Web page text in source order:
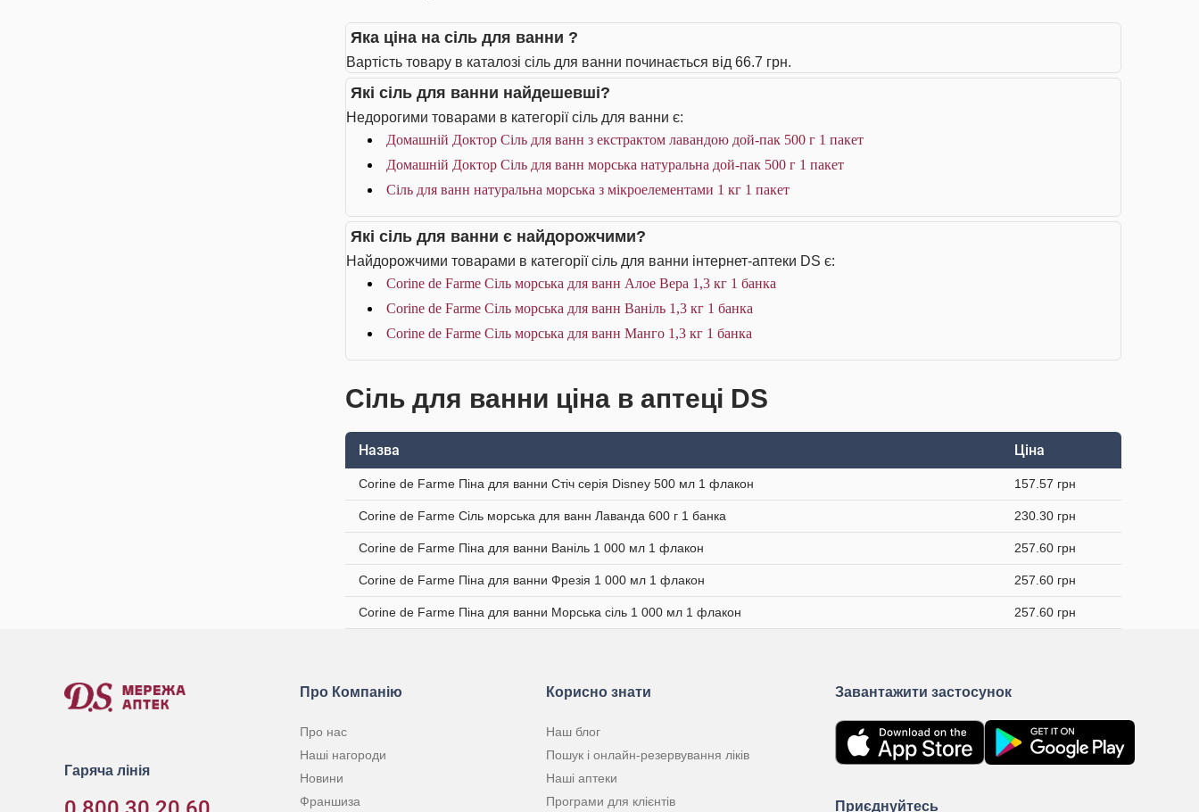
Яка ціна на сіль для ванни ?
Вартість товару в каталозі сіль для ванни починається від 66.7 грн.
Які сіль для ванни найдешевші?
Недорогими товарами в категорії сіль для ванни є:
Домашній Доктор Сіль для ванн з екстрактом лавандою дой-пак 500 г 1 пакет
Домашній Доктор Сіль для ванн морська натуральна дой-пак 500 г 1 пакет
Сіль для ванн натуральна морська з мікроелементами 1 кг 1 пакет
Які сіль для ванни є найдорожчими?
Найдорожчими товарами в категорії сіль для ванни інтернет-аптеки DS є:
Corine de Farme Сіль морська для ванн Алое Вера 1,3 кг 1 банка
Corine de Farme Сіль морська для ванн Ваніль 1,3 кг 1 банка
Corine de Farme Сіль морська для ванн Манго 1,3 кг 1 банка
Сіль для ванни ціна в аптеці DS
Назва Ціна
Corine de Farme Піна для ванни Стіч серія Disney 500 мл 1 флакон 157.57 грн
Corine de Farme Сіль морська для ванн Лаванда 600 г 1 банка 230.30 грн
Corine de Farme Піна для ванни Ваніль 1 000 мл 1 флакон 257.60 грн
Corine de Farme Піна для ванни Фрезія 1 000 мл 1 флакон 257.60 грн
Corine de Farme Піна для ванни Морська сіль 1 000 мл 1 флакон 257.60 грн
Гаряча лінія
Про Компанію
Про нас
Наші нагороди
Новини
Франшиза
Корисно знати
Наш блог
Пошук і онлайн-резервування ліків
Наші аптеки
Програми для клієнтів
Завантажити застосунок
Приєднуйтесь